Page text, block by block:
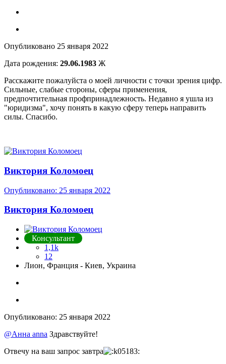
Опубликовано 25 января 2022
Дата рождения: 29.06.1983 Ж
Расскажите пожалуйста о моей личности с точки зрения цифр.
Сильные, слабые стороны, сферы применения,
предпочтительная профпринадлежность. Недавно я ушла из
"юридизма", хочу понять в какую сферу теперь направить
силы. Спасибо.
Виктория Коломоец
Опубликовано: 25 января 2022
Виктория Коломоец
Консультант
1,1k
12
Лион, Франция - Киев, Украина
Опубликовано: 25 января 2022
@Анна anna Здравствуйте!
Отвечу на ваш запрос завтра